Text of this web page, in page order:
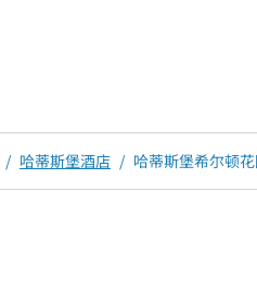
/ 哈蒂斯堡酒店 / 哈蒂斯堡希尔顿